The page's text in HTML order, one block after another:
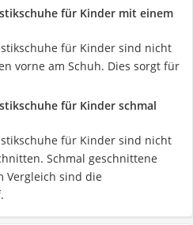
für Kinder mit einem
für Kinder sind nicht
vorne am Schuh. Dies sorgt für
für Kinder schmal
für Kinder sind nicht
Schmal geschnittene
Vergleich sind die